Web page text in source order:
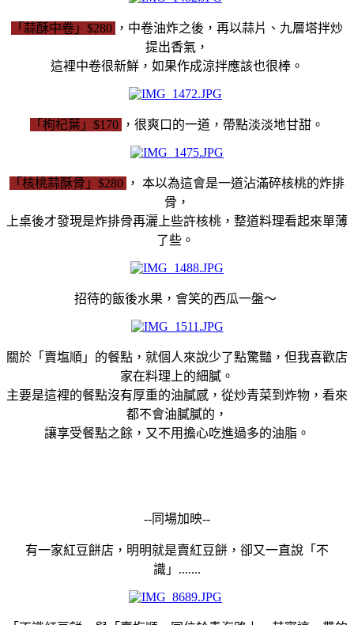
「蒜酥中卷」$280 ，中卷油炸之後，再以蒜片、九層塔拌炒
提出香氣，
這裡中卷很新鮮，如果作成涼拌應該也很棒。
「枸杞葉」$170 ，很爽口的一道，帶點淡淡地甘甜。
「核桃蒜酥骨」$280 ， 本以為這會是一道沾滿碎核桃的炸排
骨，
上桌後才發現是炸排骨再灑上些許核桃，整道料理看起來單薄
了些。
招待的飯後水果，會笑的西瓜一盤～
關於「賣塩順」的餐點，就個人來說少了點驚豔，但我喜歡店
家在料理上的細膩。
主要是這裡的餐點沒有厚重的油膩感，從炒青菜到炸物，看來
都不會油膩膩的，
讓享受餐點之餘，又不用擔心吃進過多的油脂。
--同場加映--
有一家紅豆餅店，明明就是賣紅豆餅，卻又一直說「不
識」.......